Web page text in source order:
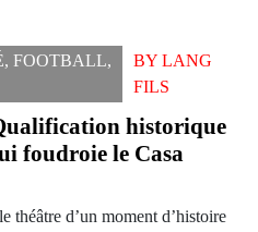
,FOOTBALL,
BYLANG
FILS
historique
foudroie le Casa
théâtre d’un moment d’histoire